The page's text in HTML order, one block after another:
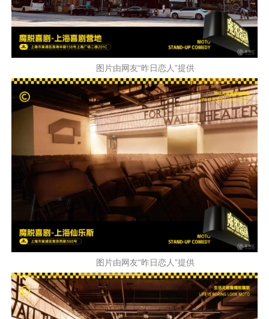
图片由网友“昨日恋人”提供
图片由网友“昨日恋人”提供